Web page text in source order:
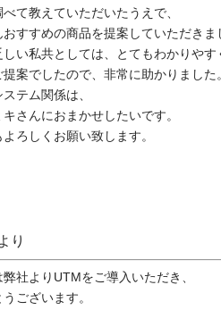
て教えていただいたうえで、
おすすめの商品を提案していただきま
い私共としては、とてもわかりやす
案でしたので、非常に助かりました。
テム関係は、
さんにおまかせしたいです。
ろしくお願い致します。
り
弊社よりUTMをご導入いただき、
ございます。